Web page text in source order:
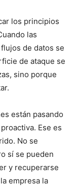
los principios
las
de datos se
de ataque se
sino porque
están pasando
Ese es
No se
sí se pueden
y recuperarse
empresa la